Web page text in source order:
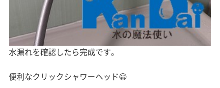
水漏れを確認したら完成です。
便利なクリックシャワーヘッド😀